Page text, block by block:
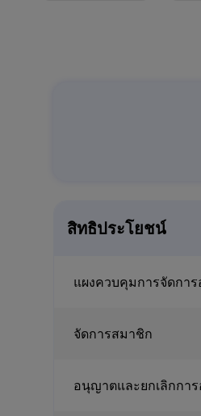
สิทธิประโยชน์
แผงควบคุมการจัดการ
จัดการสมาชิก
อนุญาตและยกเลิกกา